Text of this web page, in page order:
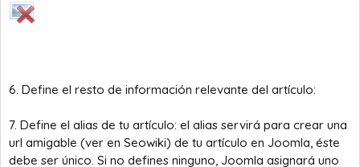
6. Define el resto de información relevante del artículo:
7. Define el alias de tu artículo: el alias servirá para crear una
url amigable (ver en Seowiki) de tu artículo en Joomla, éste
debe ser único. Si no defines ninguno, Joomla asignará uno